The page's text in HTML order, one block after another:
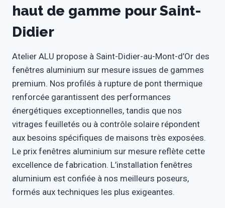
haut de gamme pour Saint-
Didier
Atelier ALU propose à Saint-Didier-au-Mont-d’Or des
fenêtres aluminium sur mesure issues de gammes
premium. Nos profilés à rupture de pont thermique
renforcée garantissent des performances
énergétiques exceptionnelles, tandis que nos
vitrages feuilletés ou à contrôle solaire répondent
aux besoins spécifiques de maisons très exposées.
Le prix fenêtres aluminium sur mesure reflète cette
excellence de fabrication. L’installation fenêtres
aluminium est confiée à nos meilleurs poseurs,
formés aux techniques les plus exigeantes.